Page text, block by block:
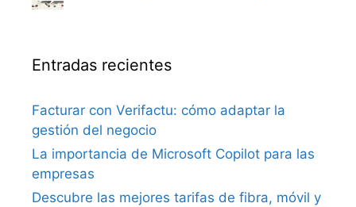
Entradas recientes
Facturar con Verifactu: cómo adaptar la
gestión del negocio
La importancia de Microsoft Copilot para las
empresas
Descubre las mejores tarifas de fibra, móvil y